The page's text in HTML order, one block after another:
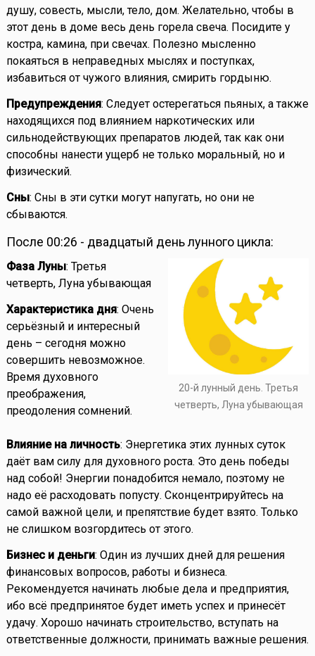
душу, совесть, мысли, тело, дом. Желательно, чтобы в
этот день в доме весь день горела свеча. Посидите у
костра, камина, при свечах. Полезно мысленно
покаяться в неправедных мыслях и поступках,
избавиться от чужого влияния, смирить гордыню.
Предупреждения: Следует остерегаться пьяных, а также
находящихся под влиянием наркотических или
сильнодействующих препаратов людей, так как они
способны нанести ущерб не только моральный, но и
физический.
Сны: Сны в эти сутки могут напугать, но они не
сбываются.
После 00:26 - двадцатый день лунного цикла:
20-й лунный день. Третья
четверть, Луна убывающая
Фаза Луны: Третья
четверть, Луна убывающая
Характеристика дня: Очень
серьёзный и интересный
день – сегодня можно
совершить невозможное.
Время духовного
преображения,
преодоления сомнений.
Влияние на личность: Энергетика этих лунных суток
даёт вам силу для духовного роста. Это день победы
над собой! Энергии понадобится немало, поэтому не
надо её расходовать попусту. Сконцентрируйтесь на
самой важной цели, и препятствие будет взято. Только
не слишком возгордитесь от этого.
Бизнес и деньги: Один из лучших дней для решения
финансовых вопросов, работы и бизнеса.
Рекомендуется начинать любые дела и предприятия,
ибо всё предпринятое будет иметь успех и принесёт
удачу. Хорошо начинать строительство, вступать на
ответственные должности, принимать важные решения.